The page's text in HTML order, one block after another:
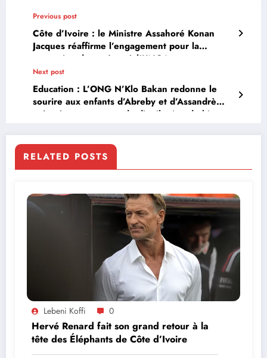
Previous post
Côte d’Ivoire : le Ministre Assahoré Konan
Jacques réaffirme l’engagement pour la
protection des océans à l’UNGA
Next post
Education : L’ONG N’Klo Bakan redonne le
sourire aux enfants d’Abreby et d’Assandrè
grâce à sa campagne de distribution de kits
RELATED POSTS
Lebeni Koffi 0
Hervé Renard fait son grand retour à la
tête des Éléphants de Côte d’Ivoire